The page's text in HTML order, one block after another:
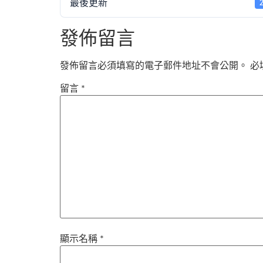
最後更新
發佈留言
發佈留言必須填寫的電子郵件地址不會公開。 必
留言 *
顯示名稱 *